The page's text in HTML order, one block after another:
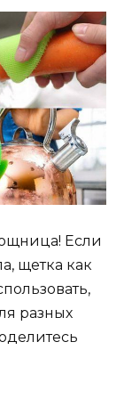
Если
щетка как
разных